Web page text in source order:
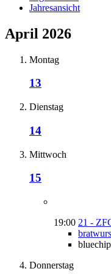
Jahresansicht
April 2026
Montag
13
Dienstag
14
Mittwoch
15
19:00 21 -
Donnerstag